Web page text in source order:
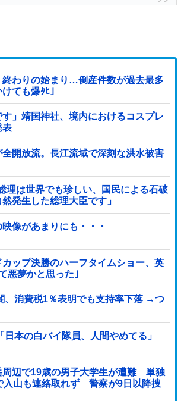
終わりの始まり…倒産件数が過去最多
ても爆ﾀﾋ」
す」靖国神社、境内におけるコスプレ
表
開放流。長江流域で深刻な洪水被害
理は世界でも珍しい、国民による石破
発生した総理大臣です」
像があまりにも・・・
カップ決勝のハーフタイムショー、英
悪夢かと思った｣
、消費税1％表明でも支持率下落 →つ
日本の白バイ隊員、人間やめてる」
周辺で19歳の男子大学生が遭難 単独
入山も連絡取れず 警察が9日以降捜